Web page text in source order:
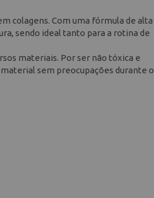
colagens. Com uma fórmula de alta
sendo ideal tanto para a rotina de
materiais. Por ser não tóxica e
sem preocupações durante o